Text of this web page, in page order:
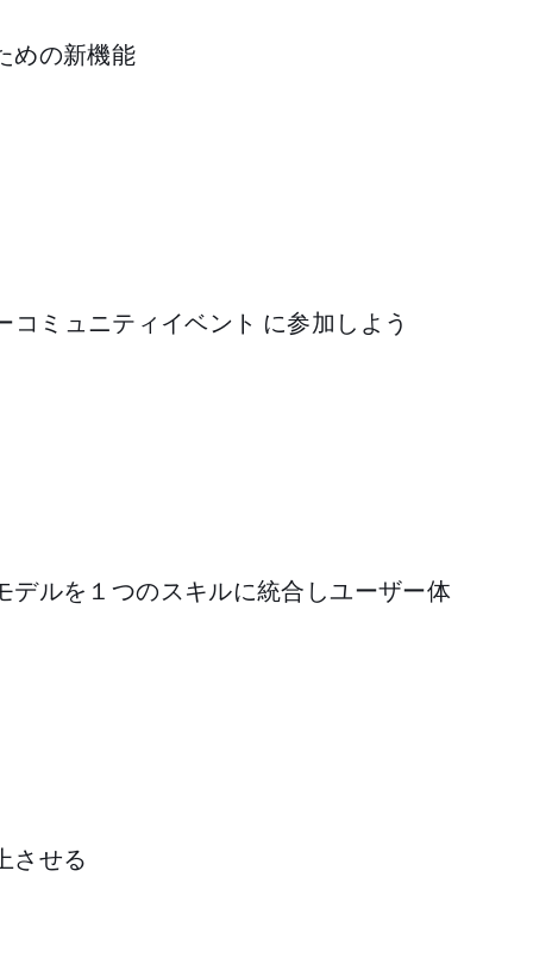
めの新機能
ミュニティイベント に参加しよう
ルを１つのスキルに統合しユーザー体
させる